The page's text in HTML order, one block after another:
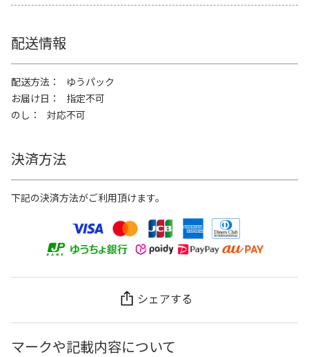
配送情報
配送方法
ゆうパック
お届け日
指定不可
のし
対応不可
決済方法
下記の決済方法がご利用頂けます。
シェアする
マークや記載内容について